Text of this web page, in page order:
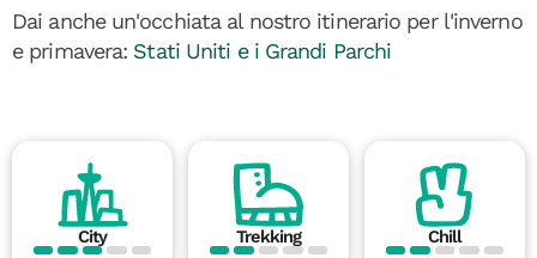
Dai anche un'occhiata al nostro itinerario per l'inverno
e primavera: Stati Uniti e i Grandi Parchi
City Trekking Chill